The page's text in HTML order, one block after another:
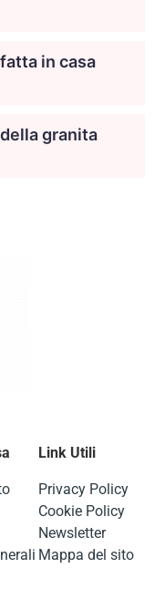
in casa
granita
Link Utili
Privacy Policy
Cookie Policy
Newsletter
Mappa del sito